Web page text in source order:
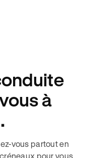
à
vous partout en
pour vous